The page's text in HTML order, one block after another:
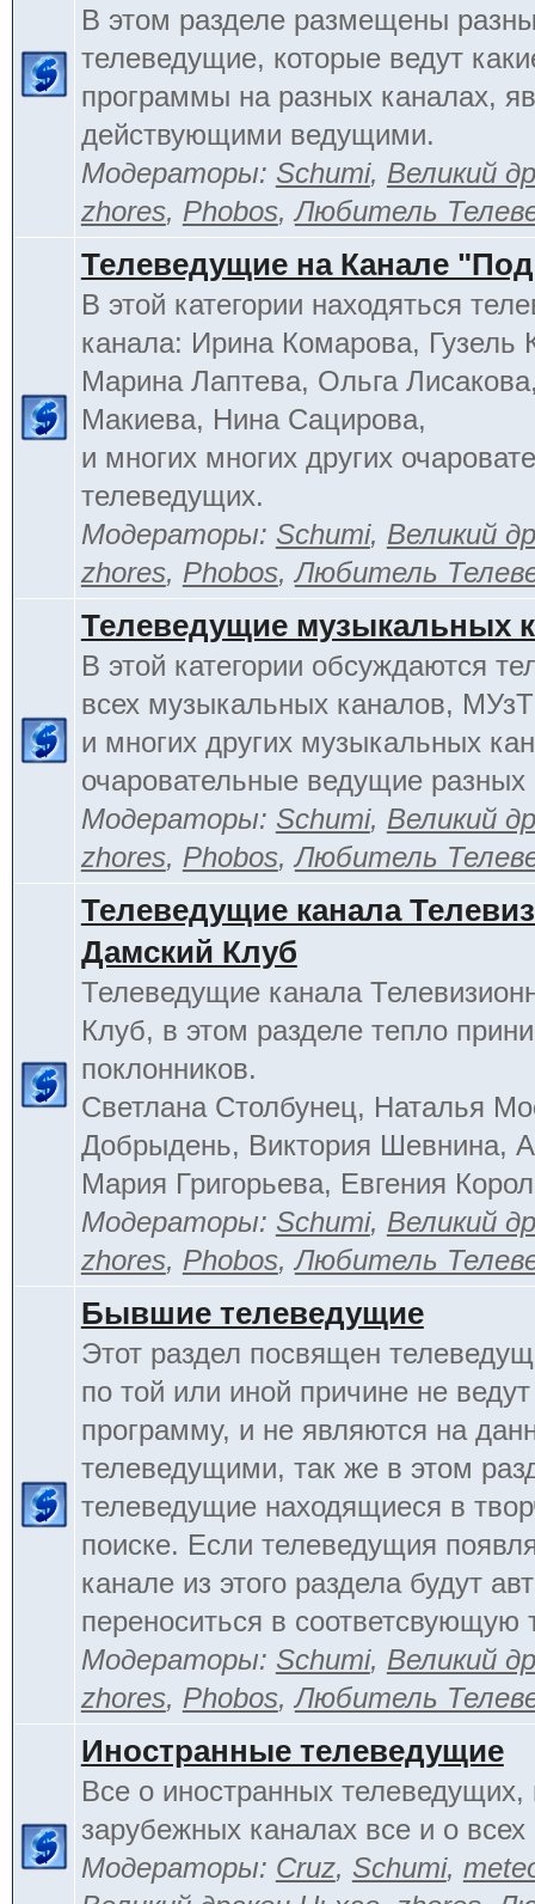
В этом разделе размещены
телеведущие, которые ведут
программы на разных каналах,
действующими ведущими.
Модераторы: Schumi, Великий
zhores, Phobos,Любитель
Телеведущие на Канале
В этой категории находяться
канала: Ирина Комарова, Гузель
Марина Лаптева, Ольга
Макиева, Нина Сацирова,
и многих многих других
телеведущих.
Модераторы: Schumi, Великий
zhores, Phobos,Любитель
Телеведущие музыкальных
В этой категории обсуждаются
всех музыкальных каналов,
и многих других музыкальных
очаровательные ведущие разных
Модераторы: Schumi, Великий
zhores, Phobos,Любитель
Телеведущие канала
Дамский Клуб
Телеведущие канала
Клуб, в этом разделе тепло
поклонников.
Светлана Столбунец, Наталья
Добрыдень, Виктория Шевнина,
Мария Григорьева, Евгения
Модераторы: Schumi, Великий
zhores, Phobos,Любитель
Бывшие телеведущие
Этот раздел посвящен
по той или иной причине не
программу, и не являются на
телеведущими, так же в этом
телеведущие находящиеся в
поиске. Если телеведущия
канале из этого раздела будут
переноситься в соответсвующую
Модераторы: Schumi, Великий
zhores, Phobos,Любитель
Иностранные телеведущие
Все о иностранных телеведущих,
зарубежных каналах все и о всех
Модераторы: Cruz, Schumi,